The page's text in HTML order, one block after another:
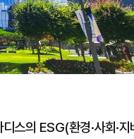
스의 ESG(환경·사회·